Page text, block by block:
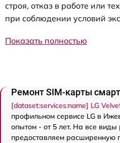
строя, отказ в работе или
при соблюдении условий
Показать полностью
Ремонт SIM-карты
[dataset:services:name] LG
профильном сервисе LG в
опытом - от 5 лет. На все виды
предоставляем расширенную